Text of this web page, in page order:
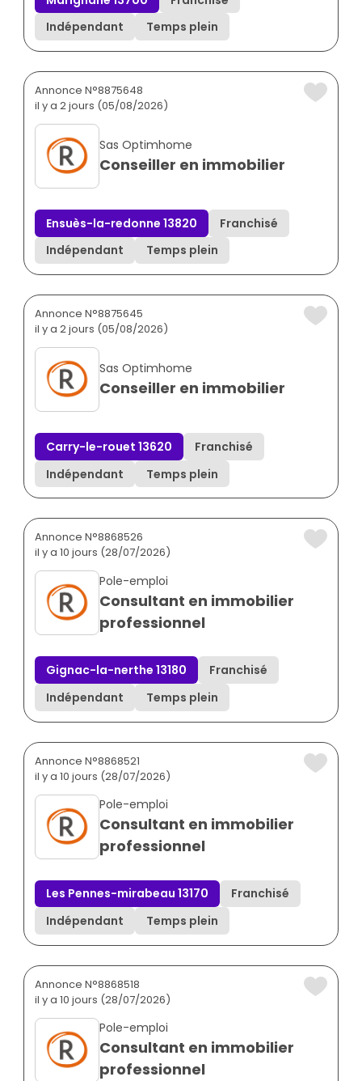
Indépendant
Temps plein
Annonce N°8875648
il y a 2 jours (05/08/2026)
Sas Optimhome
Conseiller en immobilier
Ensuès-la-redonne 13820
Franchisé
Indépendant
Temps plein
Annonce N°8875645
il y a 2 jours (05/08/2026)
Sas Optimhome
Conseiller en immobilier
Carry-le-rouet 13620
Franchisé
Indépendant
Temps plein
Annonce N°8868526
il y a 10 jours (28/07/2026)
Pole-emploi
Consultant en immobilier
professionnel
Gignac-la-nerthe 13180
Franchisé
Indépendant
Temps plein
Annonce N°8868521
il y a 10 jours (28/07/2026)
Pole-emploi
Consultant en immobilier
professionnel
Les Pennes-mirabeau 13170
Franchisé
Indépendant
Temps plein
Annonce N°8868518
il y a 10 jours (28/07/2026)
Pole-emploi
Consultant en immobilier
professionnel